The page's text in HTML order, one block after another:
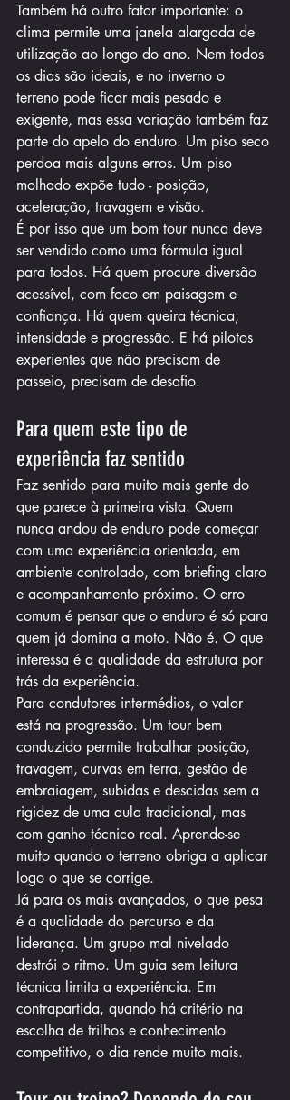
Também há outro fator importante: o
clima permite uma janela alargada de
utilização ao longo do ano. Nem todos
os dias são ideais, e no inverno o
terreno pode ficar mais pesado e
exigente, mas essa variação também faz
parte do apelo do enduro. Um piso seco
perdoa mais alguns erros. Um piso
molhado expõe tudo - posição,
aceleração, travagem e visão.
É por isso que um bom tour nunca deve
ser vendido como uma fórmula igual
para todos. Há quem procure diversão
acessível, com foco em paisagem e
confiança. Há quem queira técnica,
intensidade e progressão. E há pilotos
experientes que não precisam de
passeio, precisam de desafio.
Para quem este tipo de
experiência faz sentido
Faz sentido para muito mais gente do
que parece à primeira vista. Quem
nunca andou de enduro pode começar
com uma experiência orientada, em
ambiente controlado, com briefing claro
e acompanhamento próximo. O erro
comum é pensar que o enduro é só para
quem já domina a moto. Não é. O que
interessa é a qualidade da estrutura por
trás da experiência.
Para condutores intermédios, o valor
está na progressão. Um tour bem
conduzido permite trabalhar posição,
travagem, curvas em terra, gestão de
embraiagem, subidas e descidas sem a
rigidez de uma aula tradicional, mas
com ganho técnico real. Aprende-se
muito quando o terreno obriga a aplicar
logo o que se corrige.
Já para os mais avançados, o que pesa
é a qualidade do percurso e da
liderança. Um grupo mal nivelado
destrói o ritmo. Um guia sem leitura
técnica limita a experiência. Em
contrapartida, quando há critério na
escolha de trilhos e conhecimento
competitivo, o dia rende muito mais.